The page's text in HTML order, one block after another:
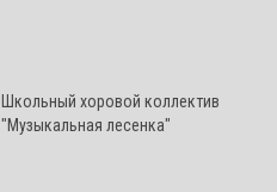
Школьный хоровой коллектив
"Музыкальная лесенка"